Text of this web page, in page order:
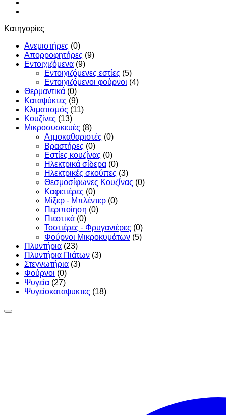
Κατηγορίες
Ανεμιστήρες (0)
Απορροφητήρες (9)
Εντoιχιζόμενα (9)
Εντοιχιζόμενες εστίες (5)
Εντοιχιζόμενοι φούρνοι (4)
Θερμαντικά (0)
Καταψύκτες (9)
Κλιματισμός (11)
Κουζίνες (13)
Μικροσυσκευές (8)
Ατμοκαθαριστές (0)
Βραστήρες (0)
Εστίες κουζίνας (0)
Ηλεκτρικά σίδερα (0)
Ηλεκτρικές σκούπες (3)
Θεσμοσίφωνες Κουζίνας (0)
Καφετιέρες (0)
Μίξερ - Μπλέντερ (0)
Περιποίηση (0)
Πιεστικά (0)
Τοστιέρες - Φρυγανιέρες (0)
Φούρνοι Μικροκυμάτων (5)
Πλυντήρια (23)
Πλυντήρια Πιάτων (3)
Στεγνωτήρια (3)
Φούρνοι (0)
Ψυγεία (27)
Ψυγείοκαταψυκτες (18)